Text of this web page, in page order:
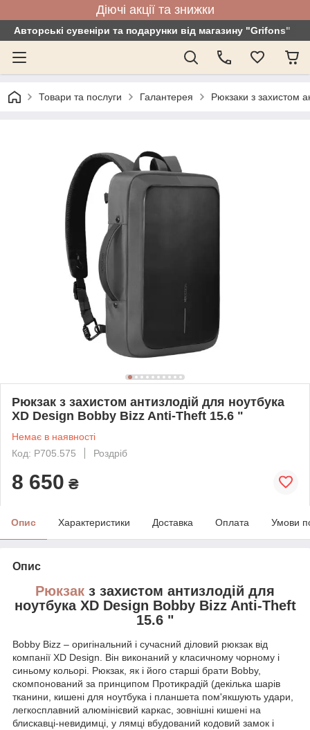
Діючі акції та знижки
Авторські сувеніри та подарунки від магазину "Grifons"
Товари та послуги Галантерея Рюкзаки з захистом
Рюкзак з захистом антизлодій для ноутбука
XD Design Bobby Bizz Anti-Theft 15.6 "
Немає в наявності
Код: P705.575
Роздріб
8 650 ₴
Опис Характеристики Доставка Оплата Умови
Опис
Рюкзак з захистом антизлодій для
ноутбука XD Design Bobby Bizz Anti-Theft
15.6 "
Bobby Bizz – оригінальний і сучасний діловий рюкзак від
компанії XD Design. Він виконаний у класичному чорному і
синьому кольорі. Рюкзак, як і його старші брати Bobby,
скомпонований за принципом Протикрадій (декілька шарів
тканини, кишені для ноутбука і планшета пом'якшують удари,
легкосплавний алюмінієвий каркас, зовнішні кишені на
блискавці-невидимці, у лямці вбудований кодовий замок і